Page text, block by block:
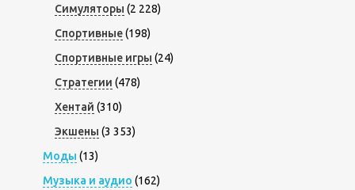
Симуляторы (2 228)
Спортивные(198)
Спортивные игры (24)
Стратегии (478)
Хентай (310)
Экшены (3 353)
Моды (13)
Музыка и аудио (162)